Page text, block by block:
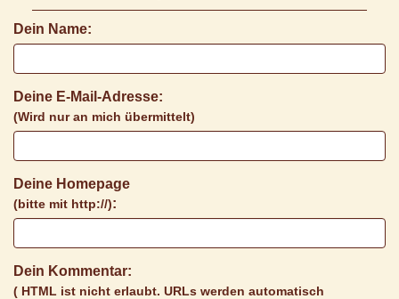
Dein Name:
Deine E-Mail-Adresse:
(Wird nur an mich übermittelt)
Deine Homepage
(bitte mit http://):
Dein Kommentar:
( HTML ist nicht erlaubt. URLs werden automatisch